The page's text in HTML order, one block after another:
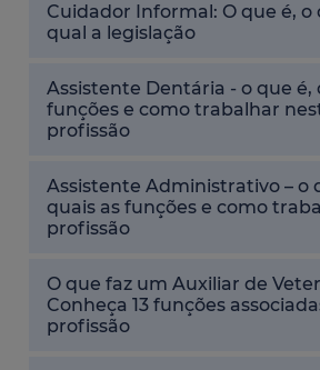
Cuidador Informal: O que é, o
qual a legislação
Assistente Dentária - o que é,
funções e como trabalhar
profissão
Assistente Administrativo – o
quais as funções e como
profissão
O que faz um Auxiliar de
Conheça 13 funções
profissão